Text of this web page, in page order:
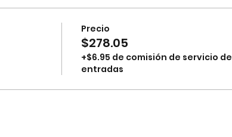
Precio
$278.05
+$6.95 de comisión de servicio de
entradas